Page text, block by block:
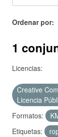
Acerca de
Ordenar por
1
Licencias:
Creative
Licencia
Formatos:
Etiquetas: